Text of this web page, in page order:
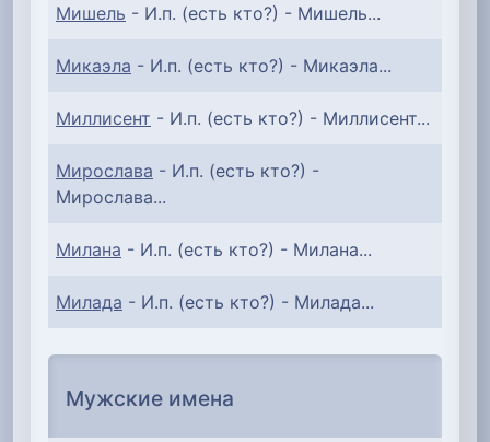
Мишель - И.п. (есть кто?) - Мишель...
Микаэла - И.п. (есть кто?) - Микаэла...
Миллисент - И.п. (есть кто?) - Миллисент...
Мирослава - И.п. (есть кто?) -
Мирослава...
Милана - И.п. (есть кто?) - Милана...
Милада - И.п. (есть кто?) - Милада...
Мужские имена